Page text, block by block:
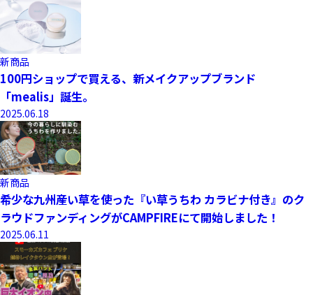
新商品
100円ショップで買える、新メイクアップブランド
「mealis」誕生。
2025.06.18
新商品
希少な九州産い草を使った『い草うちわ カラビナ付き』のク
ラウドファンディングがCAMPFIREにて開始しました！
2025.06.11